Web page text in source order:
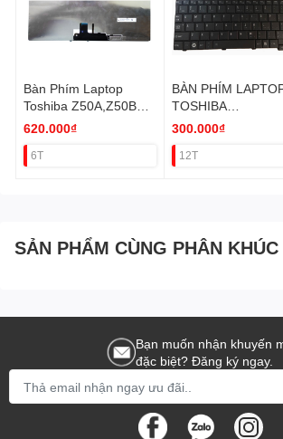
Bàn Phím Laptop
Toshiba Z50A,Z50B
Led
620.000₫
6T
BÀN PHÍM
TOSHIBA
NB200/NB505/T110
300.000₫
12T
SẢN PHẨM CÙNG PHÂN
Bạn muốn nhận khuyến
đặc biệt? Đăng ký ngay.